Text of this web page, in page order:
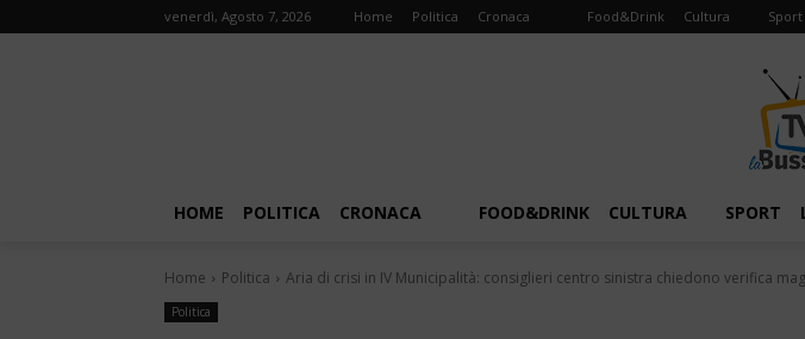
venerdì, Agosto 7, 2026 Home Politica Cronaca Food&Drink Cultura Sport
HOME POLITICA CRONACA FOOD&DRINK CULTURA SPORT
Home Politica Aria di crisi in IV Municipalità: consiglieri centro sinistra chiedono verifica
Politica